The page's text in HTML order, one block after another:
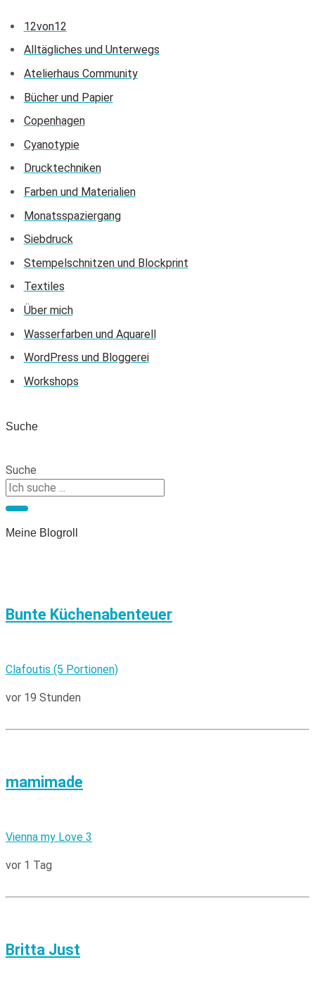
12von12
Alltägliches und Unterwegs
Atelierhaus Community
Bücher und Papier
Copenhagen
Cyanotypie
Drucktechniken
Farben und Materialien
Monatsspaziergang
Siebdruck
Stempelschnitzen und Blockprint
Textiles
Über mich
Wasserfarben und Aquarell
WordPress und Bloggerei
Workshops
Suche
Suche
Meine Blogroll
Bunte Küchenabenteuer
Clafoutis (5 Portionen)
vor 19 Stunden
mamimade
Vienna my Love 3
vor 1 Tag
Britta Just